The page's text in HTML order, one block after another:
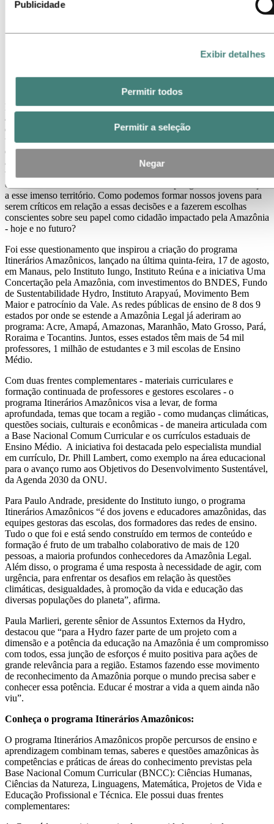
Publicidade
Exibir detalhes
Permitir todos
Permitir a seleção
Negar
Nas últimas semanas os olhares do mundo todo têm se voltado para
a Amazônia, em especial o Pará, para debater como promover o
desenvolvimento sustentável da região. A maior floresta do planeta
tem papel fundamental no clima, na produção agrícola e na
qualidade de vida em diversas regiões do país e do planeta. Não
apenas isso: ela é casa de uma diversidade enorme de pessoas, que
vivem próximas aos rios, no campo, em povoados indígenas ou em
cidades. Muitas decisões têm sido tomadas por governos em relação
a esse imenso território. Como podemos formar nossos jovens para
serem críticos em relação a essas decisões e a fazerem escolhas
conscientes sobre seu papel como cidadão impactado pela Amazônia
- hoje e no futuro?
Foi esse questionamento que inspirou a criação do programa
Itinerários Amazônicos, lançado na última quinta-feira, 17 de agosto,
em Manaus, pelo Instituto Iungo, Instituto Reúna e a iniciativa Uma
Concertação pela Amazônia, com investimentos do BNDES, Fundo
de Sustentabilidade Hydro, Instituto Arapyaú, Movimento Bem
Maior e patrocínio da Vale. As redes públicas de ensino de 8 dos 9
estados por onde se estende a Amazônia Legal já aderiram ao
programa: Acre, Amapá, Amazonas, Maranhão, Mato Grosso, Pará,
Roraima e Tocantins. Juntos, esses estados têm mais de 54 mil
professores, 1 milhão de estudantes e 3 mil escolas de Ensino
Médio.
Com duas frentes complementares - materiais curriculares e
formação continuada de professores e gestores escolares - o
programa Itinerários Amazônicos visa a levar, de forma
aprofundada, temas que tocam a região - como mudanças climáticas,
questões sociais, culturais e econômicas - de maneira articulada com
a Base Nacional Comum Curricular e os currículos estaduais de
Ensino Médio. A iniciativa foi destacada pelo especialista mundial
em currículo, Dr. Phill Lambert, como exemplo na área educacional
para o avanço rumo aos Objetivos do Desenvolvimento Sustentável,
da Agenda 2030 da ONU.
Para Paulo Andrade, presidente do Instituto iungo, o programa
Itinerários Amazônicos “é dos jovens e educadores amazônidas, das
equipes gestoras das escolas, dos formadores das redes de ensino.
Tudo o que foi e está sendo construído em termos de conteúdo e
formação é fruto de um trabalho colaborativo de mais de 120
pessoas, a maioria profundos conhecedores da Amazônia Legal.
Além disso, o programa é uma resposta à necessidade de agir, com
urgência, para enfrentar os desafios em relação às questões
climáticas, desigualdades, à promoção da vida e educação das
diversas populações do planeta”, afirma.
Paula Marlieri, gerente sênior de Assuntos Externos da Hydro,
destacou que “para a Hydro fazer parte de um projeto com a
dimensão e a potência da educação na Amazônia é um compromisso
com todos, essa junção de esforços é muito positiva para ações de
grande relevância para a região. Estamos fazendo esse movimento
de reconhecimento da Amazônia porque o mundo precisa saber e
conhecer essa potência. Educar é mostrar a vida a quem ainda não
viu”.
Conheça o programa Itinerários Amazônicos:
O programa Itinerários Amazônicos propõe percursos de ensino e
aprendizagem combinam temas, saberes e questões amazônicas às
competências e práticas de áreas do conhecimento previstas pela
Base Nacional Comum Curricular (BNCC): Ciências Humanas,
Ciências da Natureza, Linguagens, Matemática, Projetos de Vida e
Educação Profissional e Técnica. Ele possui duas frentes
complementares: